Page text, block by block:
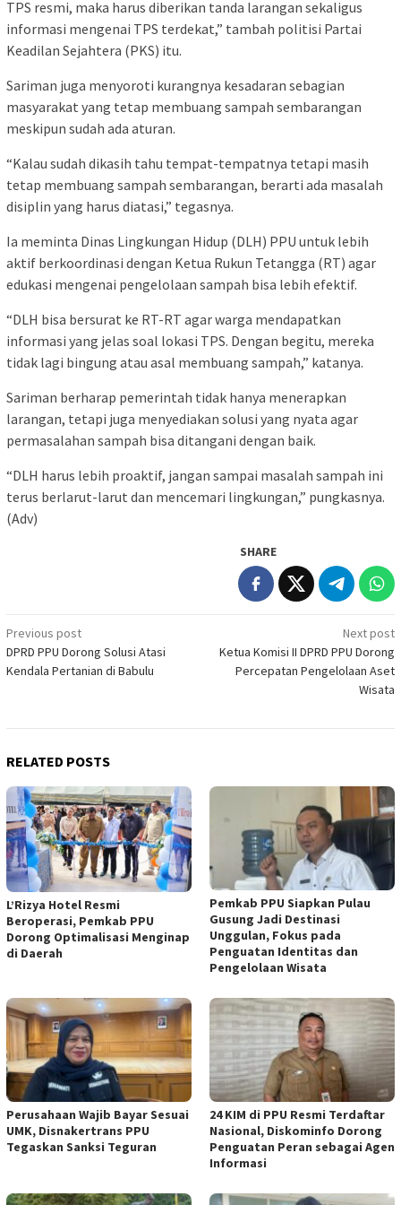
TPS resmi, maka harus diberikan tanda larangan sekaligus
informasi mengenai TPS terdekat,” tambah politisi Partai
Keadilan Sejahtera (PKS) itu.
Sariman juga menyoroti kurangnya kesadaran sebagian
masyarakat yang tetap membuang sampah sembarangan
meskipun sudah ada aturan.
“Kalau sudah dikasih tahu tempat-tempatnya tetapi masih
tetap membuang sampah sembarangan, berarti ada masalah
disiplin yang harus diatasi,” tegasnya.
Ia meminta Dinas Lingkungan Hidup (DLH) PPU untuk lebih
aktif berkoordinasi dengan Ketua Rukun Tetangga (RT) agar
edukasi mengenai pengelolaan sampah bisa lebih efektif.
“DLH bisa bersurat ke RT-RT agar warga mendapatkan
informasi yang jelas soal lokasi TPS. Dengan begitu, mereka
tidak lagi bingung atau asal membuang sampah,” katanya.
Sariman berharap pemerintah tidak hanya menerapkan
larangan, tetapi juga menyediakan solusi yang nyata agar
permasalahan sampah bisa ditangani dengan baik.
“DLH harus lebih proaktif, jangan sampai masalah sampah ini
terus berlarut-larut dan mencemari lingkungan,” pungkasnya.
(Adv)
SHARE
Post
navigation
Previous post
DPRD PPU Dorong Solusi Atasi
Kendala Pertanian di Babulu
Next post
Ketua Komisi II DPRD PPU Dorong
Percepatan Pengelolaan Aset
Wisata
RELATED POSTS
L’Rizya Hotel Resmi
Beroperasi, Pemkab PPU
Dorong Optimalisasi Menginap
di Daerah
Pemkab PPU Siapkan Pulau
Gusung Jadi Destinasi
Unggulan, Fokus pada
Penguatan Identitas dan
Pengelolaan Wisata
Perusahaan Wajib Bayar Sesuai
UMK, Disnakertrans PPU
Tegaskan Sanksi Teguran
24 KIM di PPU Resmi Terdaftar
Nasional, Diskominfo Dorong
Penguatan Peran sebagai Agen
Informasi